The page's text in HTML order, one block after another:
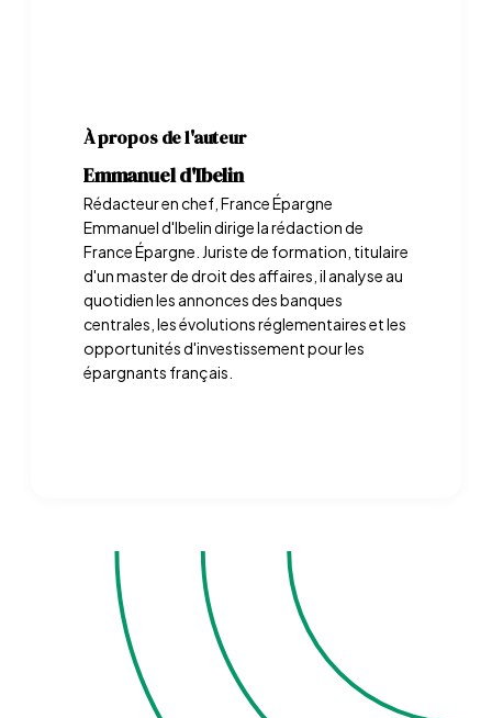
À propos de l'auteur
Emmanuel d'Ibelin
Rédacteur en chef, France Épargne
Emmanuel d'Ibelin dirige la rédaction de
France Épargne. Juriste de formation, titulaire
d'un master de droit des affaires, il analyse au
quotidien les annonces des banques
centrales, les évolutions réglementaires et les
opportunités d'investissement pour les
épargnants français.